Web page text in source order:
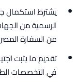
يشترط استكمال
الرسمية من
من السفارة
تقديم ما يثبت
في التخصصات